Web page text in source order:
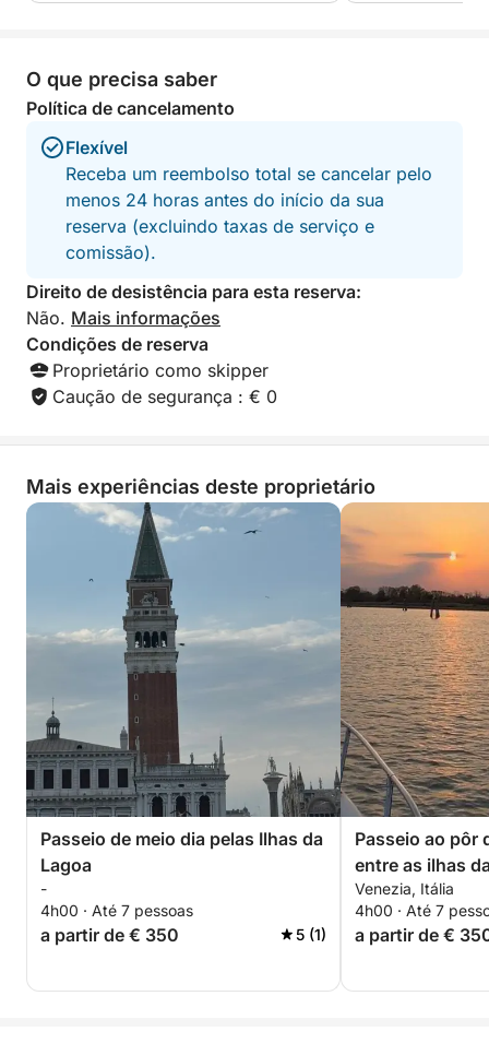
O que precisa saber
Política de cancelamento
Flexível
Receba um reembolso total se cancelar pelo
menos 24 horas antes do início da sua
reserva (excluindo taxas de serviço e
comissão).
Direito de desistência para esta reserva:
Não. Mais informações
Condições de reserva
Proprietário como skipper
Caução de segurança : € 0
Mais experiências deste proprietário
Passeio de meio dia pelas Ilhas da
Lagoa
-
4h00 · Até 7 pessoas
a partir de € 350 5 (1)
Passeio ao pôr
entre as ilhas
Venezia, Itália
4h00 · Até 7
a partir de €